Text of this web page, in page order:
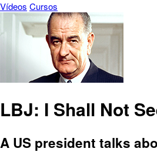
Vídeos Cursos
LBJ: I Shall Not
A US president talks